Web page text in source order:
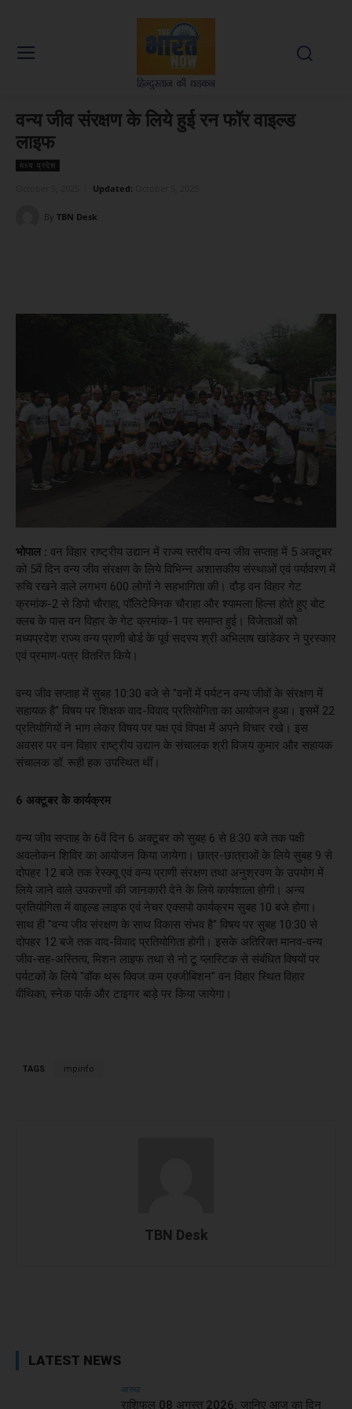
वन्य जीव संरक्षण के लिये हुई रन फॉर वाइल्ड
लाइफ
मध्य प्रदेश
Updated:
By TBN Desk
भोपाल : वन विहार राष्ट्रीय उद्यान में राज्य स्तरीय वन्य जीव सप्ताह में 5 अक्टूबर
को 5वें दिन वन्य जीव संरक्षण के लिये विभिन्न अशासकीय संस्थाओं एवं पर्यावरण में
रुचि रखने वाले लगभग 600 लोगों ने सहभागिता की। दौड़ वन विहार गेट
क्रमांक-2 से डिपो चौराहा, पॉलिटेक्निक चौराहा और श्यामला हिल्स होते हुए बोट
क्लब के पास वन विहार के गेट क्रमांक-1 पर समाप्त हुई। विजेताओं को
मध्यप्रदेश राज्य वन्य प्राणी बोर्ड के पूर्व सदस्य श्री अभिलाष खांडेकर ने पुरस्कार
एवं प्रमाण-पत्र वितरित किये।
वन्य जीव सप्ताह में सुबह 10:30 बजे से "वनों में पर्यटन वन्य जीवों के संरक्षण में
सहायक है'' विषय पर शिक्षक वाद-विवाद प्रतियोगिता का आयोजन हुआ। इसमें 22
प्रतियोगियों ने भाग लेकर विषय पर पक्ष एवं विपक्ष में अपने विचार रखे। इस
अवसर पर वन विहार राष्ट्रीय उद्यान के संचालक श्री विजय कुमार और सहायक
संचालक डॉ. रूही हक उपस्थित थीं।
6 अक्टूबर के कार्यक्रम
वन्य जीव सप्ताह के 6वें दिन 6 अक्टूबर को सुबह 6 से 8:30 बजे तक पक्षी
अवलोकन शिविर का आयोजन किया जायेगा। छात्र-छात्राओं के लिये सुबह 9 से
दोपहर 12 बजे तक रेस्क्यू एवं वन्य प्राणी संरक्षण तथा अनुश्रवण के उपयोग में
लिये जाने वाले उपकरणों की जानकारी देने के लिये कार्यशाला होगी। अन्य
प्रतियोगिता में वाइल्ड लाइफ एवं नेचर एक्सपो कार्यक्रम सुबह 10 बजे होगा।
साथ ही "वन्य जीव संरक्षण के साथ विकास संभव है'' विषय पर सुबह 10:30 से
दोपहर 12 बजे तक वाद-विवाद प्रतियोगिता होगी। इसके अतिरिक्त मानव-वन्य
जीव-सह-अस्तित्व, मिशन लाइफ तथा से नो टू प्लास्टिक से संबंधित विषयों पर
पर्यटकों के लिये "वॉक थ्रू क्विज कम एक्जीबिशन'' वन विहार स्थित विहार
वीथिका, स्नेक पार्क और टाइगर बाड़े पर किया जायेगा।
TAGS mpinfo
TBN Desk
LATEST NEWS
आस्था
राशिफल 08 अगस्त 2026: जानिए आज का दिन